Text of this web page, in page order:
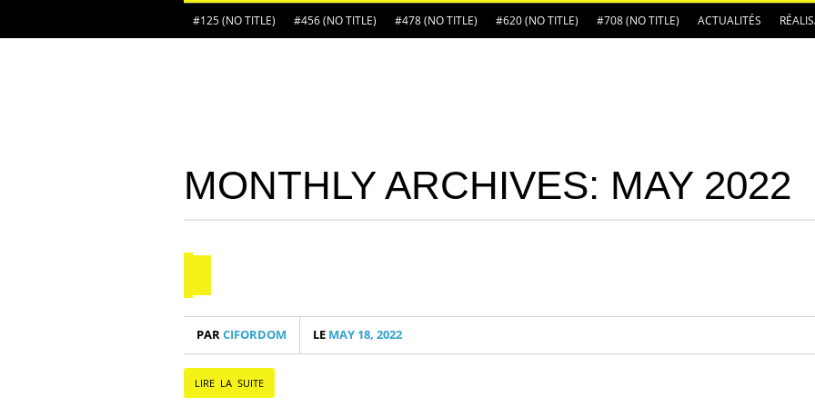
#125 (NO TITLE) #456 (NO TITLE) #478 (NO TITLE) #620 (NO TITLE) #708 (NO TITLE) ACTUALITÉS
MONTHLY ARCHIVES: MAY 2022
PARCIFORDOM LE MAY 18, 2022
LIRE LA SUITE